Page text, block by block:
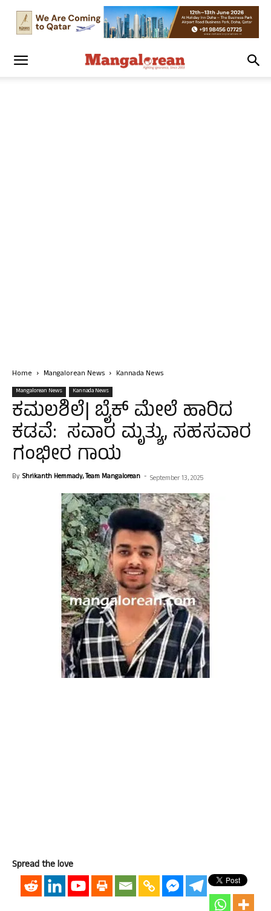
Home Mangalorean News Kannada News
Mangalorean News Kannada News
ಕಮಲಶಿಲೆ| ಬೈಕ್ ಮೇಲೆ ಹಾರಿದ
ಕಡವೆ: ಸವಾರ ಮೃತ್ಯು, ಸಹಸವಾರ
ಗಂಭೀರ ಗಾಯ
By Shrikanth Hemmady, Team Mangalorean - September 13, 2025
Spread the love